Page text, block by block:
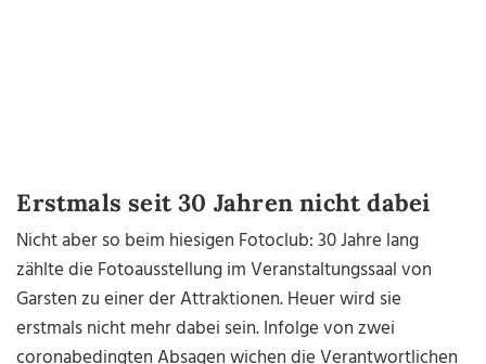
Erstmals seit 30 Jahren nicht dabei
Nicht aber so beim hiesigen Fotoclub: 30 Jahre lang
zählte die Fotoausstellung im Veranstaltungssaal von
Garsten zu einer der Attraktionen. Heuer wird sie
erstmals nicht mehr dabei sein. Infolge von zwei